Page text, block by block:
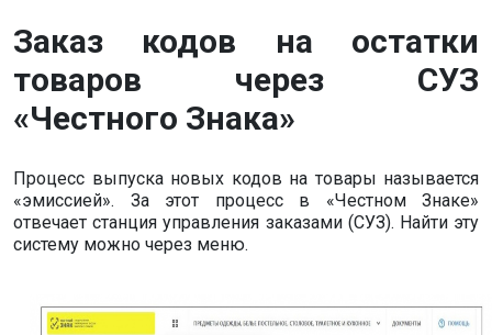
Заказ кодов на остатки
товаров через СУЗ
«Честного Знака»
Процесс выпуска новых кодов на товары называется
«эмиссией». За этот процесс в «Честном Знаке»
отвечает станция управления заказами (СУЗ). Найти эту
систему можно через меню.